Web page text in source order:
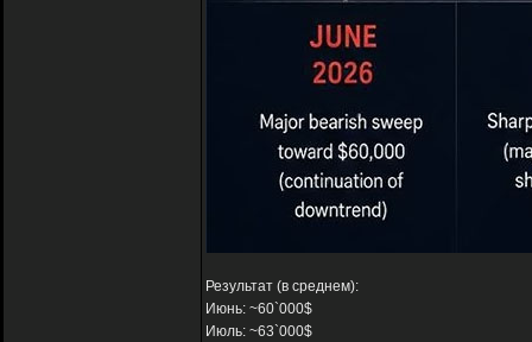
Результат (в среднем):
Июнь: ~60`000$
Июль: ~63`000$